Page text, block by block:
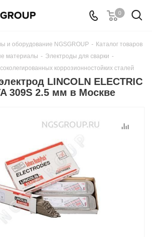
0
и оборудование NGSGROUP - Каталог товаров
материалы - Электроды для сварки -
коррозионностойких сталей
LINCOLN ELECTRIC
309S 2.5 мм в Москве